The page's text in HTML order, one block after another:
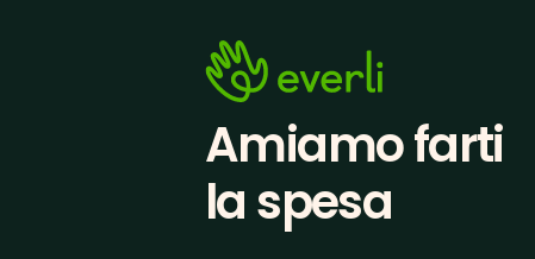
Amiamo farti
la spesa